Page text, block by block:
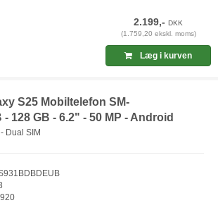
2.199,-DKK
(1.759,20 ekskl. moms)
Læg i kurven
S25 Mobiltelefon SM-
128 GB - 6.2" - 50 MP - Android
Dual SIM